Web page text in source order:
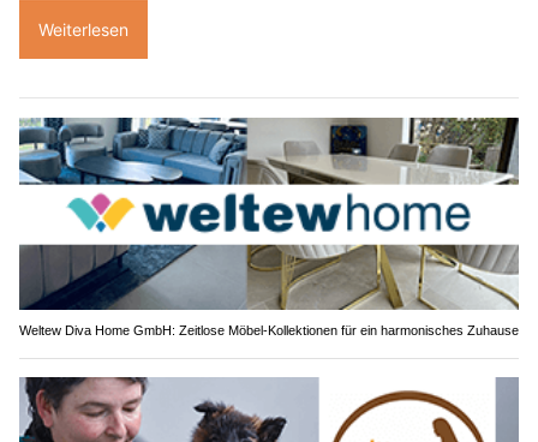
Weiterlesen
Weltew Diva Home GmbH: Zeitlose Möbel-Kollektionen für ein harmonisches Zuhause